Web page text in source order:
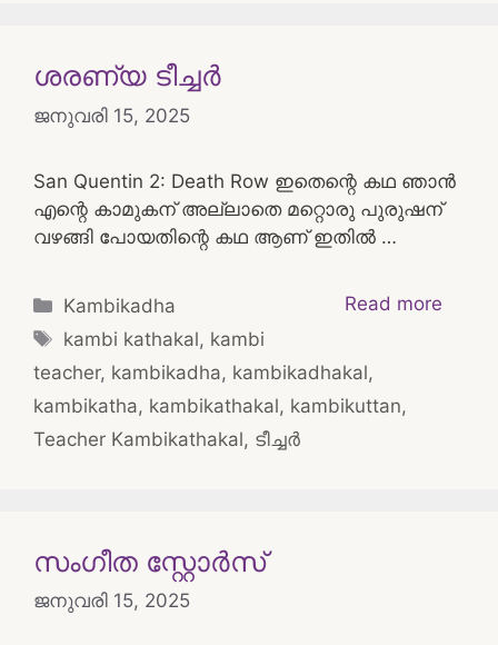
ശരണ്യ ടീച്ചർ
ജനുവരി 15, 2025
San Quentin 2: Death Row ഇതെന്റെ കഥ ഞാൻ
എന്റെ കാമുകന് അല്ലാതെ മറ്റൊരു പുരുഷന്
വഴങ്ങി പോയതിന്റെ കഥ ആണ് ഇതിൽ …
Read more
Categories
Kambikadha
Tags
kambi kathakal, kambi
teacher, kambikadha, kambikadhakal,
kambikatha, kambikathakal, kambikuttan,
Teacher Kambikathakal, ടീച്ചർ
സംഗീത സ്റ്റോർസ്
ജനുവരി 15, 2025